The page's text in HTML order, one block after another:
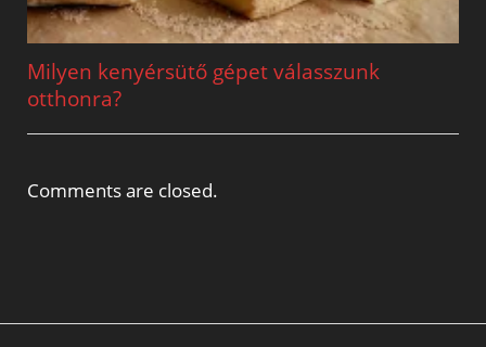
Milyen kenyérsütő gépet válasszunk
otthonra?
Comments are closed.